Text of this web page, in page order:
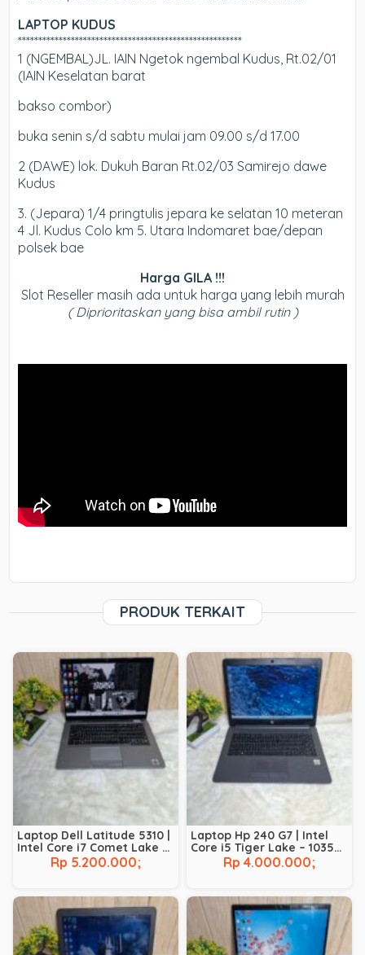
LAPTOP KUDUS
*******************************************************
1 (NGEMBAL)JL. IAIN Ngetok ngembal Kudus, Rt.02/01
(IAIN Keselatan barat
bakso combor)
buka senin s/d sabtu mulai jam 09.00 s/d 17.00
2 (DAWE) lok. Dukuh Baran Rt.02/03 Samirejo dawe
Kudus
3. (Jepara) 1/4 pringtulis jepara ke selatan 10 meteran
4 Jl. Kudus Colo km 5. Utara Indomaret bae/depan
polsek bae
Harga GILA !!!
Slot Reseller masih ada untuk harga yang lebih murah
( Diprioritaskan yang bisa ambil rutin )
PRODUK TERKAIT
Laptop Dell Latitude 5310 |
Intel Core i7 Comet Lake –
10610U | RAM 8 GB | SSD 256
GB | BACKLIT |
Rp 5.200.000;
Laptop Hp 240 G7 | Intel
Core i5 Tiger Lake – 1035G1
| RAM 8 GB | SSD 256 GB
Rp 4.000.000;